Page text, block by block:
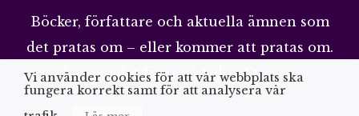
Böcker, författare och aktuella ämnen som
det pratas om – eller kommer att pratas om.
Läs om det först på SelmaStories.
Vi använder cookies för att vår webbplats ska
fungera korrekt samt för att analysera vår